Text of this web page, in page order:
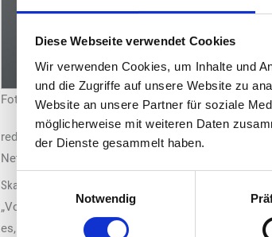
Diese Webseite verwendet Cookies
Wir verwenden Cookies, um Inhalte und
und die Zugriffe auf unsere Website zu
Website an unsere Partner für soziale
möglicherweise mit weiteren Daten
der Dienste gesammelt haben.
Notwendig
Foto: Voltfang
reduzieren und die Ladeinfrastruktur für
Netzanschlusskapazitäten.
Skalierbare Speicherlösung
„Voltfang bietet uns eine technologisch
es, „wirtschaftliche Energie-Ökosysteme für